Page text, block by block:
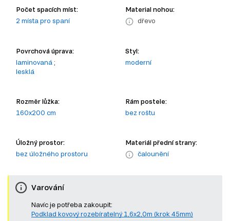
Počet spacích míst:
2 místa pro spaní
Material nohou:
dřevo
Povrchová úprava:
laminovaná ;
lesklá
Styl:
moderní
Rozměr lůžka:
160x200 cm
Rám postele:
bez roštu
Úložný prostor:
bez úložného prostoru
Materiál přední strany:
čalounění
Varování
Navíc je potřeba zakoupit:
Podklad kovový rozebíratelný 1,6x2,0m (krok 45mm)